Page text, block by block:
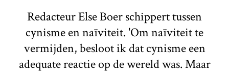
Redacteur Else Boer schippert tussen
cynisme en naïviteit. 'Om naïviteit te
vermijden, besloot ik dat cynisme een
adequate reactie op de wereld was. Maar